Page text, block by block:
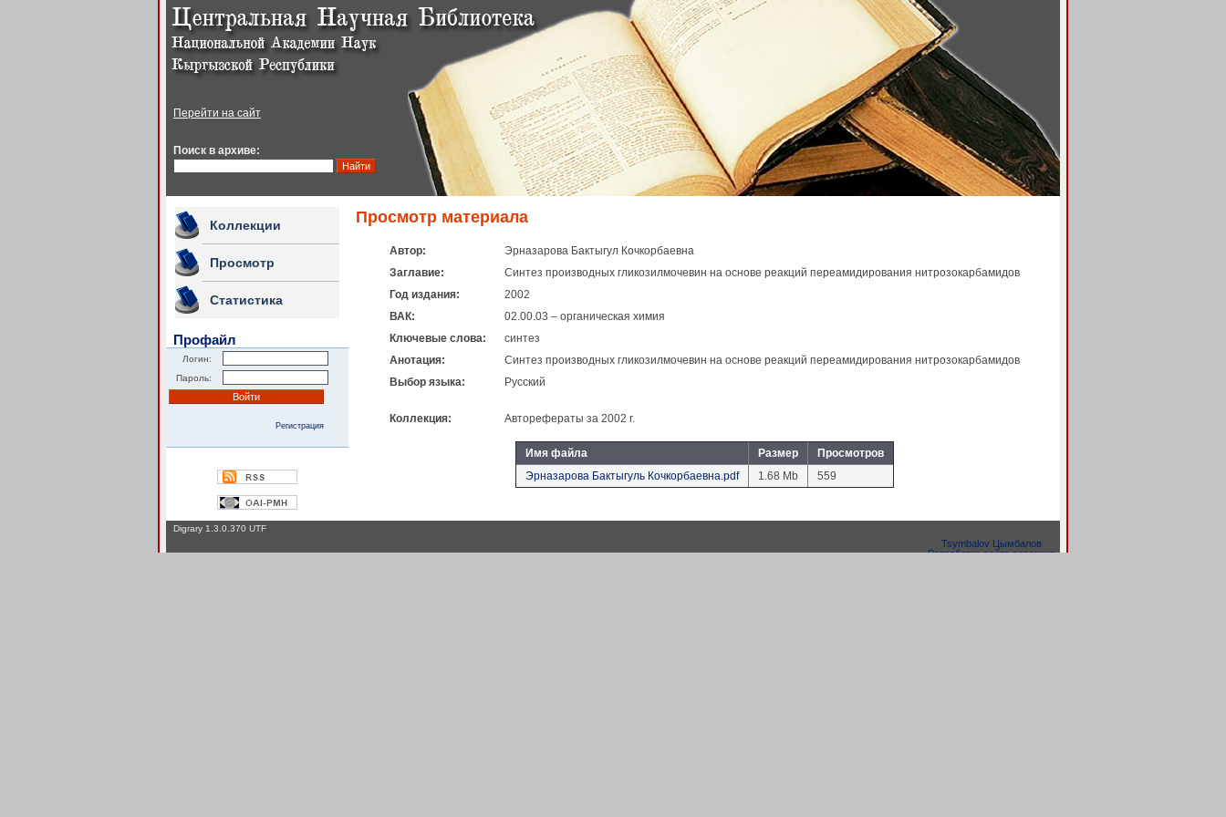
Перейти на сайт
Поиск в архиве:
Коллекции
Просмотр
Статистика
Профайл
Логин:
Пароль:
Регистрация
Просмотр материала
Автор:
Эрназарова Бактыгул Кочкорбаевна
Заглавие:
Синтез производных гликозилмочевин на основе реакций переамидирования нитрозокарбамидов
Год издания:
2002
ВАК:
02.00.03 – органическая химия
Ключевые слова:
синтез
Анотация:
Синтез производных гликозилмочевин на основе реакций переамидирования нитрозокарбамидов
Выбор языка:
Русский
Коллекция: Авторефераты за 2002 г.
Имя файла Размер
Просмотров
Эрназарова Бактыгуль Кочкорбаевна.pdf
1.68 Mb 559
Digrary 1.3.0.370 UTF